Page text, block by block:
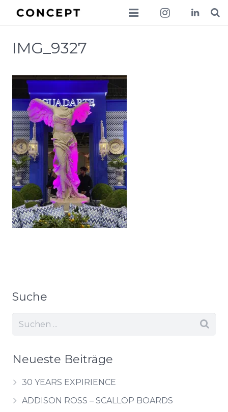
news
about
contact
IMG_9327
Suche
Neueste Beiträge
30 YEARS EXPIRIENCE
ADDISON ROSS – SCALLOP BOARDS